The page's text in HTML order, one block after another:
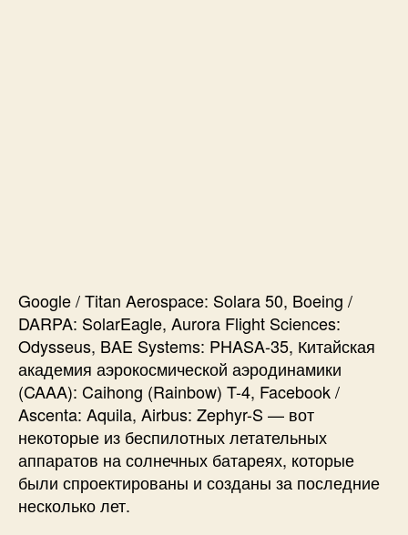
Google / Titan Aerospace: Solara 50, Boeing /
DARPA: SolarEagle, Aurora Flight Sciences:
Odysseus, BAE Systems: PHASA-35, Китайская
академия аэрокосмической аэродинамики
(CAAA): Caihong (Rainbow) T-4, Facebook /
Ascenta: Aquila, Airbus: Zephyr-S — вот
некоторые из беспилотных летательных
аппаратов на солнечных батареях, которые
были спроектированы и созданы за последние
несколько лет.